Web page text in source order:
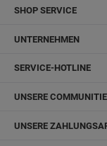
SHOP SERVICE
UNTERNEHMEN
SERVICE-HOTLINE
UNSERE
UNSERE